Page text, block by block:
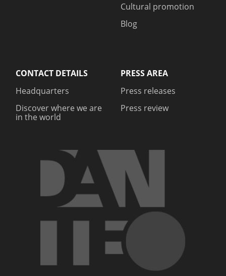
Cultural promotion
Blog
CONTACT DETAILS
Headquarters
Discover where we are
in the world
PRESS AREA
Press releases
Press review